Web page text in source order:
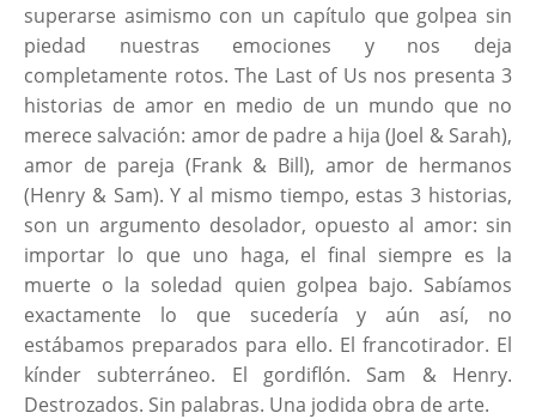
superarse asimismo con un capítulo que golpea sin
piedad nuestras emociones y nos deja
completamente rotos. The Last of Us nos presenta 3
historias de amor en medio de un mundo que no
merece salvación: amor de padre a hija (Joel & Sarah),
amor de pareja (Frank & Bill), amor de hermanos
(Henry & Sam). Y al mismo tiempo, estas 3 historias,
son un argumento desolador, opuesto al amor: sin
importar lo que uno haga, el final siempre es la
muerte o la soledad quien golpea bajo. Sabíamos
exactamente lo que sucedería y aún así, no
estábamos preparados para ello. El francotirador. El
kínder subterráneo. El gordiflón. Sam & Henry.
Destrozados. Sin palabras. Una jodida obra de arte.